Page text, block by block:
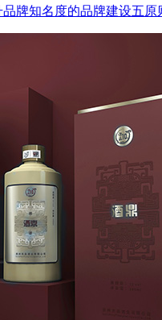
品牌知名度的品牌建设五原